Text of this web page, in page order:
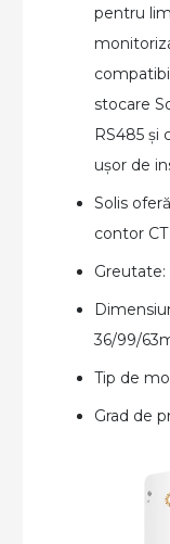
pentru
stocare
RS485 și
ușor de
Solis
contor
Greutate:
36/99/
Tip de
Grad de